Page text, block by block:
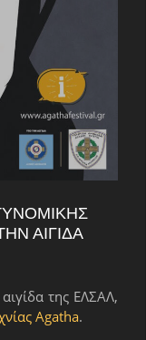
ΑΙΓΊΔΑ
της ΕΛΣΑΛ,
Agatha.